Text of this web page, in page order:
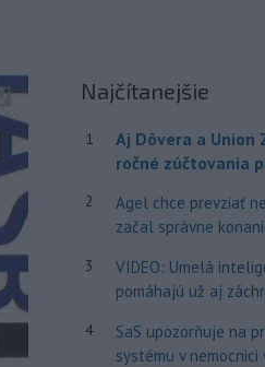
Najčítanejšie
1
Aj Dôvera a Union
ročné zúčtovania
2
Agel chce prevziať
začal správne
3
VIDEO: Umelá
pomáhajú už aj
4
SaS upozorňuje na
systému v nemocnici